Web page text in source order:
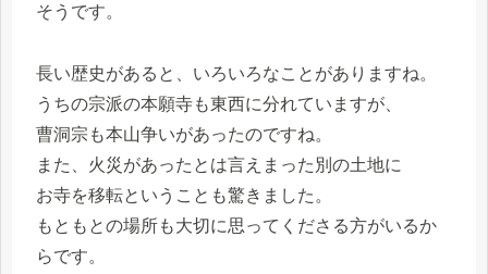
そうです。
長い歴史があると、いろいろなことがありますね。
うちの宗派の本願寺も東西に分れていますが、
曹洞宗も本山争いがあったのですね。
また、火災があったとは言えまった別の土地に
お寺を移転ということも驚きました。
もともとの場所も大切に思ってくださる方がいるか
らです。